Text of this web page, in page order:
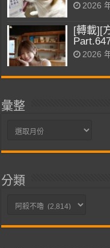
2026
[轉載][
2026
彙整
彙
分類
分